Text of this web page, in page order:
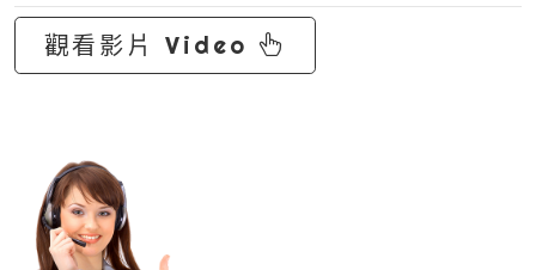
觀看影片 Video